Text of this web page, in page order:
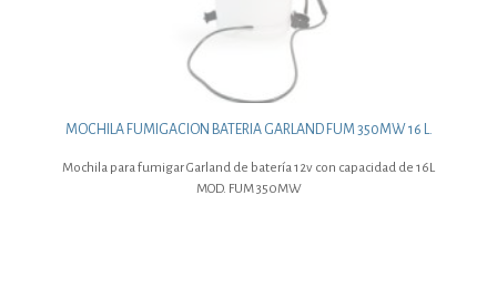
MOCHILA FUMIGACION BATERIA GARLAND FUM 350MW 16 L.
Mochila para fumigar Garland de batería 12v con capacidad de 16L
MOD. FUM 350MW